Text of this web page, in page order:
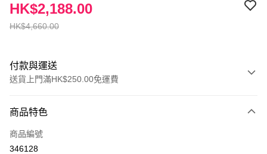
HK$4,660.00
HK$2,188.00
付款與運送
送貨上門滿HK$250.00免運費
信用卡
Apple Pay
商品特色
商品編號
346128